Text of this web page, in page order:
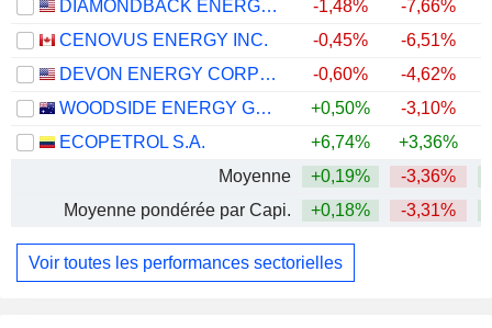
DIAMONDBACK ENERGY, INC. -1,48% -7,66%
CENOVUS ENERGY INC.
-0,45% -6,51%
DEVON ENERGY CORPORATION
-0,60% -4,62%
WOODSIDE ENERGY GROUP LTD
+0,50% -3,10%
ECOPETROL S.A.
+6,74% +3,36%
Moyenne
+0,19% -3,36%
Moyenne pondérée par Capi.
+0,18% -3,31%
Voir toutes les performances sectorielles